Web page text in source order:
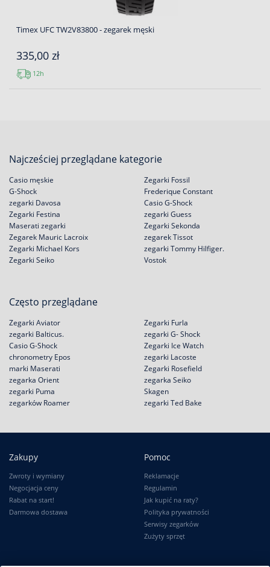
Timex UFC TW2V83800 - zegarek męski
335,00 zł
12h
Najcześciej przeglądane kategorie
Casio męskie
G-Shock
zegarki Davosa
Zegarki Festina
Zegarki Fossil
Frederique Constant
Casio G-Shock
zegarki Guess
Maserati zegarki
Zegarek Mauric Lacroix
Zegarki Michael Kors
Zegarki Seiko
Zegarki Sekonda
zegarek Tissot
zegarki Tommy Hilfiger.
Vostok
Często przeglądane
Zegarki Aviator
zegarki Balticus.
Casio G-Shock
chronometry Epos
Zegarki Furla
zegarki G- Shock
Zegarki Ice Watch
zegarki Lacoste
marki Maserati
zegarka Orient
zegarki Puma
zegarków Roamer
Zegarki Rosefield
zegarka Seiko
Skagen
zegarki Ted Bake
Zakupy
Zwroty i wymiany
Negocjacja ceny
Rabat na start!
Darmowa dostawa
Pomoc
Reklamacje
Regulamin
Jak kupić na raty?
Polityka prywatności
Serwisy zegarków
Zużyty sprzęt